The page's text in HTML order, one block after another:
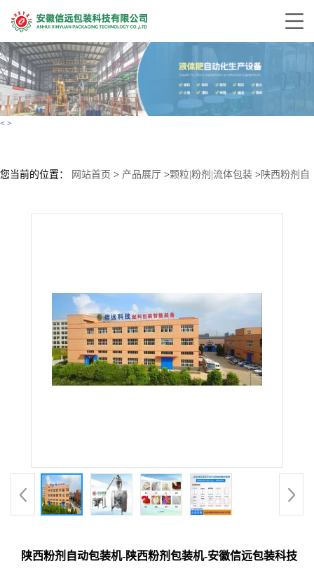
< >
您当前的位置： 网站首页 > 产品展厅 >颗粒|粉剂|流体包装 >陕西粉剂自
陕西粉剂自动包装机-陕西粉剂包装机-安徽信远包装科技